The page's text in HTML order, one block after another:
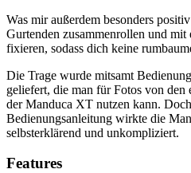
Was mir außerdem besonders
Gurtenden zusammenrollen und mit
fixieren, sodass dich keine
Die Trage wurde mitsamt
geliefert, die man für Fotos von den
der Manduca XT nutzen kann.
Bedienungsanleitung wirkte die
selbsterklärend und unkompliziert.
Features